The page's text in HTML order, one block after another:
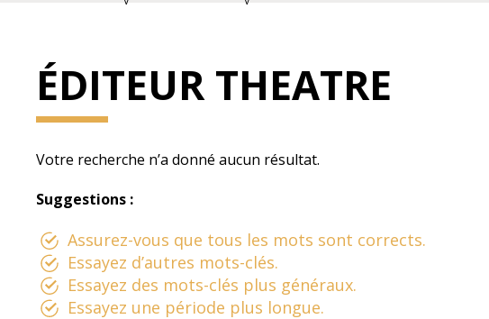
ÉDITEUR THEATRE
Votre recherche n’a donné aucun résultat.
Suggestions :
Assurez-vous que tous les mots sont corrects.
Essayez d’autres mots-clés.
Essayez des mots-clés plus généraux.
Essayez une période plus longue.